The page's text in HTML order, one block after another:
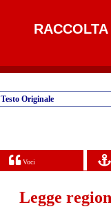
Testo Originale
Voci
Legge